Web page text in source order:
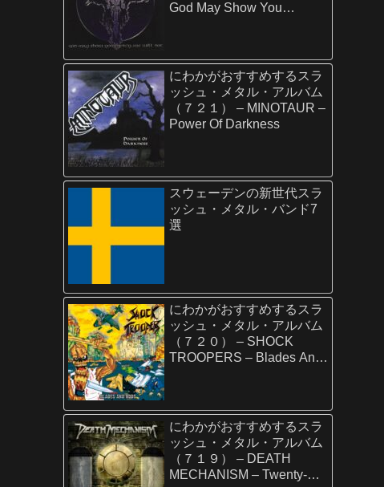
God May Show You
にわかがおすすめするスラ
ッシュ・メタル・アルバム
（７２１） – MINOTAUR –
Power Of Darkness
スウェーデンの新世代スラ
ッシュ・メタル・バンド7
選
にわかがおすすめするスラ
ッシュ・メタル・アルバム
（７２０） – SHOCK
TROOPERS – Blades And
にわかがおすすめするスラ
ッシュ・メタル・アルバム
（７１９） – DEATH
MECHANISM – Twenty-